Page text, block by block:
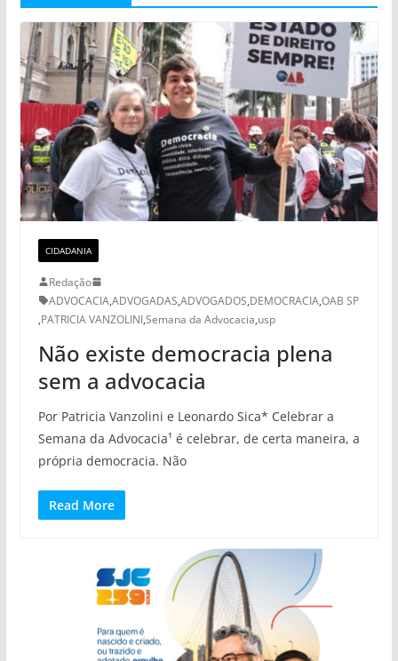
CIDADANIA
Redação
ADVOCACIA,ADVOGADAS,ADVOGADOS,DEMOCRACIA,OAB SP
,PATRICIA VANZOLINI,Semana da Advocacia,usp
Não existe democracia plena
sem a advocacia
Por Patricia Vanzolini e Leonardo Sica* Celebrar a
Semana da Advocacia¹ é celebrar, de certa maneira, a
própria democracia. Não
Read More